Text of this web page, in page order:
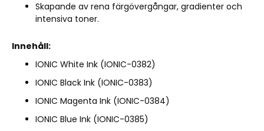
Skapande av rena färgövergångar, gradienter och
intensiva toner.
Innehåll:
IONIC White Ink (IONIC-0382)
IONIC Black Ink (IONIC-0383)
IONIC Magenta Ink (IONIC-0384)
IONIC Blue Ink (IONIC-0385)